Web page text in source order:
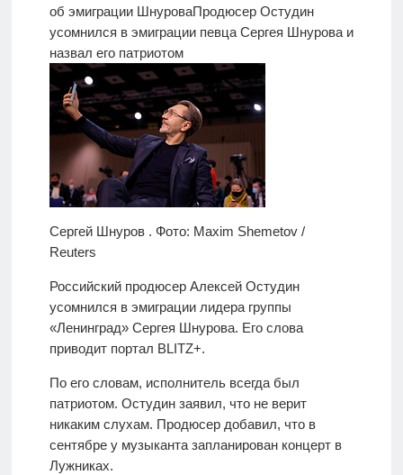
об эмиграции ШнуроваПродюсер Остудин
усомнился в эмиграции певца Сергея Шнурова и
назвал его патриотом
Сергей Шнуров . Фото: Maxim Shemetov /
Reuters
Российский продюсер Алексей Остудин
усомнился в эмиграции лидера группы
«Ленинград» Сергея Шнурова. Его слова
приводит портал BLITZ+.
По его словам, исполнитель всегда был
патриотом. Остудин заявил, что не верит
никаким слухам. Продюсер добавил, что в
сентябре у музыканта запланирован концерт в
Лужниках.